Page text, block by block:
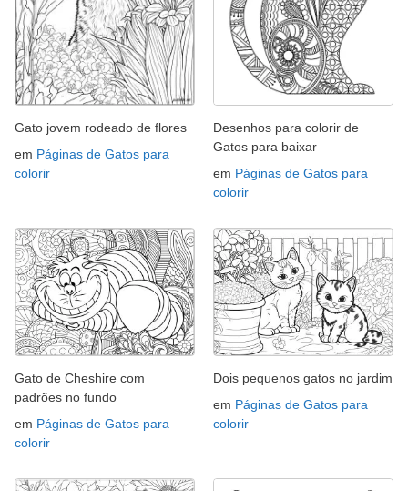
Gato jovem rodeado de flores
em Páginas de Gatos para
colorir
Desenhos para colorir de
Gatos para baixar
em Páginas de Gatos para
colorir
Gato de Cheshire com
padrões no fundo
em Páginas de Gatos para
colorir
Dois pequenos gatos no jardim
em Páginas de Gatos para
colorir